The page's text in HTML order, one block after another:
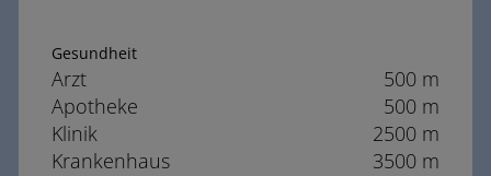
Gesundheit
Arzt
500 m
Apotheke
500 m
Klinik
2500 m
Krankenhaus
3500 m